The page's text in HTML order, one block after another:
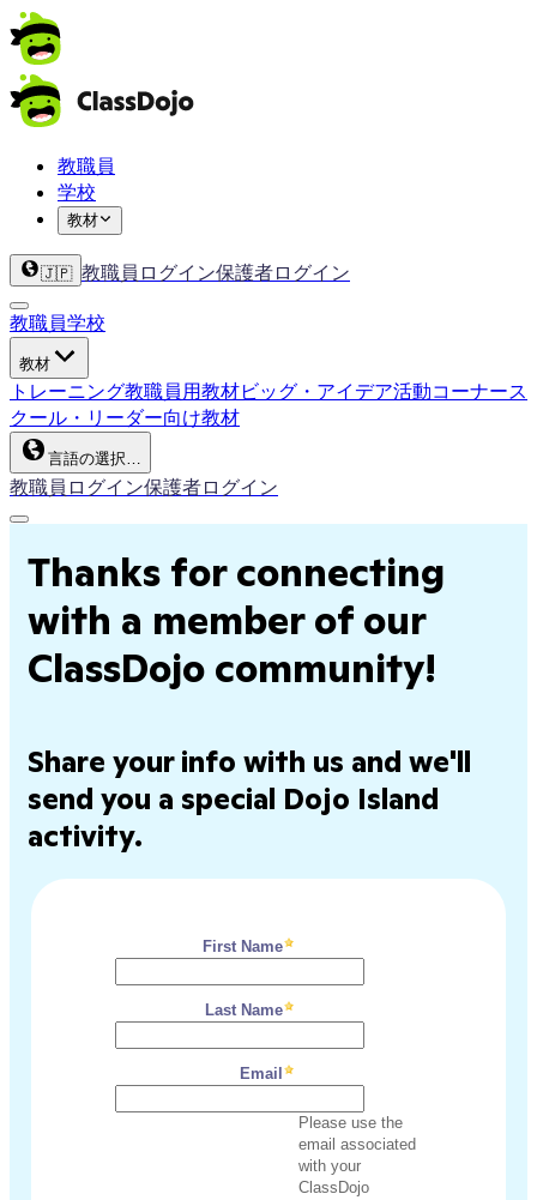
教職員
学校
教材
🇯🇵 教職員ログイン保護者ログイン
教職員学校
教材
トレーニング教職員用教材ビッグ・アイデア活動コーナース
クール・リーダー向け教材
言語の選択…
教職員ログイン保護者ログイン
Thanks for connecting
with a member of our
ClassDojo community!
Share your info with us and we'll
send you a special Dojo Island
activity.